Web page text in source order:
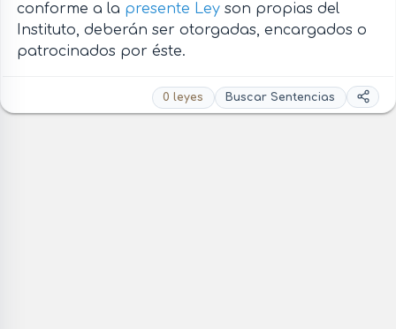
conforme a la presente Leyson propias del
Instituto, deberán ser otorgadas, encargados o
patrocinados por éste.
0 leyes Buscar Sentencias